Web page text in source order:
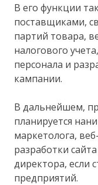
В его функции
поставщиками,
партий товара,
налогового
персонала и
кампании.
В дальнейшем,
планируется
маркетолога,
разработки
директора, если
предприятий.